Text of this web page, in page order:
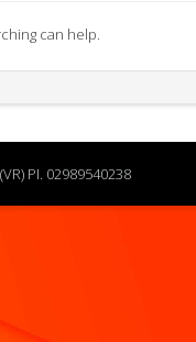
can help.
PI. 02989540238